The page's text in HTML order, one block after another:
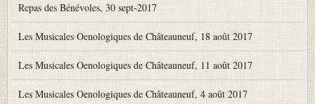
Repas des Bénévoles, 30 sept-2017
Les Musicales Oenologiques de Châteauneuf, 18 août 2017
Les Musicales Oenologiques de Châteauneuf, 11 août 2017
Les Musicales Oenologiques de Châteauneuf, 4 août 2017